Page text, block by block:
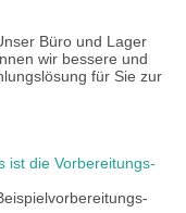
Büro und Lager
wir bessere und
für Sie zur
ist die Vorbereitungs-